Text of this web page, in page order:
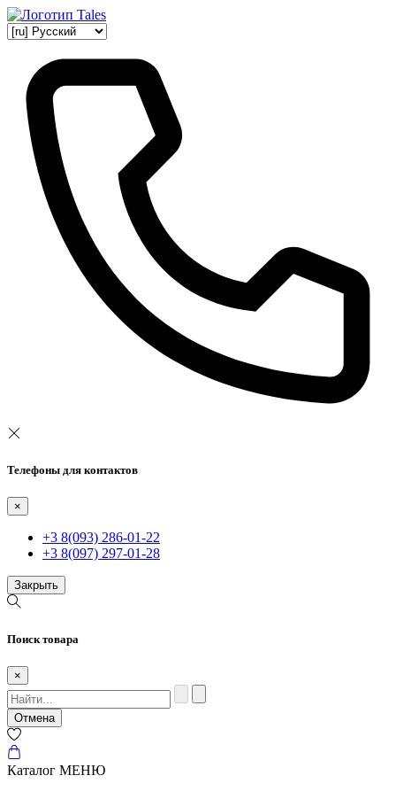
Телефоны для контактов
×
+3 8(093) 286-01-22
+3 8(097) 297-01-28
Закрыть
Поиск товара
×
Отмена
Каталог МЕНЮ